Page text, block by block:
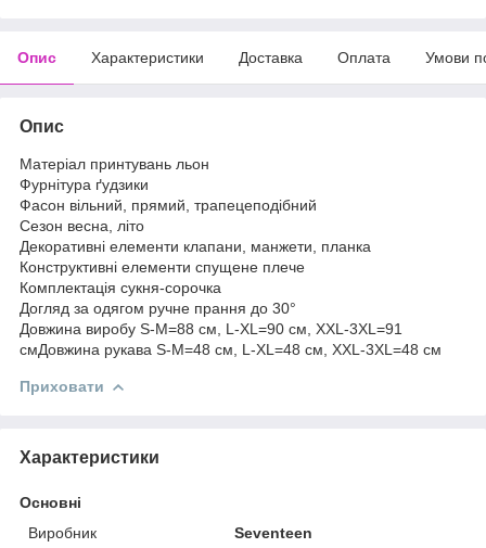
Опис Характеристики Доставка Оплата Умови
Опис
Матеріал принтувань льон
Фурнітура ґудзики
Фасон вільний, прямий, трапецеподібний
Сезон весна, літо
Декоративні елементи клапани, манжети, планка
Конструктивні елементи спущене плече
Комплектація сукня-сорочка
Догляд за одягом ручне прання до 30°
Довжина виробу S-M=88 см, L-XL=90 см, XXL-3XL=91
смДовжина рукава S-M=48 см, L-XL=48 см, XXL-3XL=48 см
Приховати
Характеристики
Основні
Виробник
Seventeen